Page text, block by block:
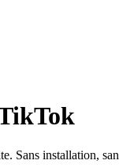
Sans installation,